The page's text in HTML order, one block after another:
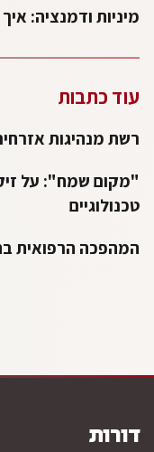
מיניות ודמנציה:
עוד כתבות
רשת מנהיגות
"מקום שמח": על
טכנולוגיים
המהפכה הרפואית
דורות